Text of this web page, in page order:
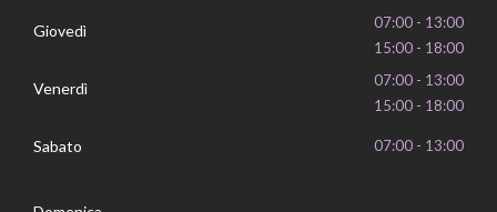
Giovedì
07:00 - 13:00
15:00 - 18:00
Venerdì
07:00 - 13:00
15:00 - 18:00
Sabato 07:00 - 13:00